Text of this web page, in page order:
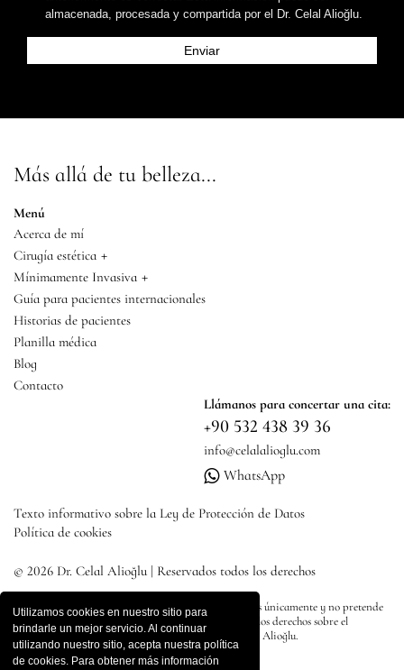
Utilizamos cookies en nuestro sitio para
brindarle un mejor servicio. Al continuar
utilizando nuestro sitio, acepta nuestra política
de cookies. Para obtener más información
almacenada, procesada y compartida por el Dr. Celal Alioğlu.
Más allá de tu belleza...
Menú
Acerca de mí
Cirugía estética +
Mínimamente Invasiva +
Guía para pacientes internacionales
Historias de pacientes
Planilla médica
Blog
Contacto
Llámanos para concertar una cita:
+90 532 438 39 36
info@celalalioglu.com
WhatsApp
Texto informativo sobre la Ley de Protección de Datos
Política de cookies
© 2026 Dr. Celal Alioğlu | Reservados todos los derechos
Todo el contenido de este sitio tiene fines informativos únicamente y no pretende
dirigir publicidad, diagnóstico o tratamiento. Todos los derechos sobre el
contenido del sitio pertenecen al Dr. Pertenece a Celal Alioğlu.